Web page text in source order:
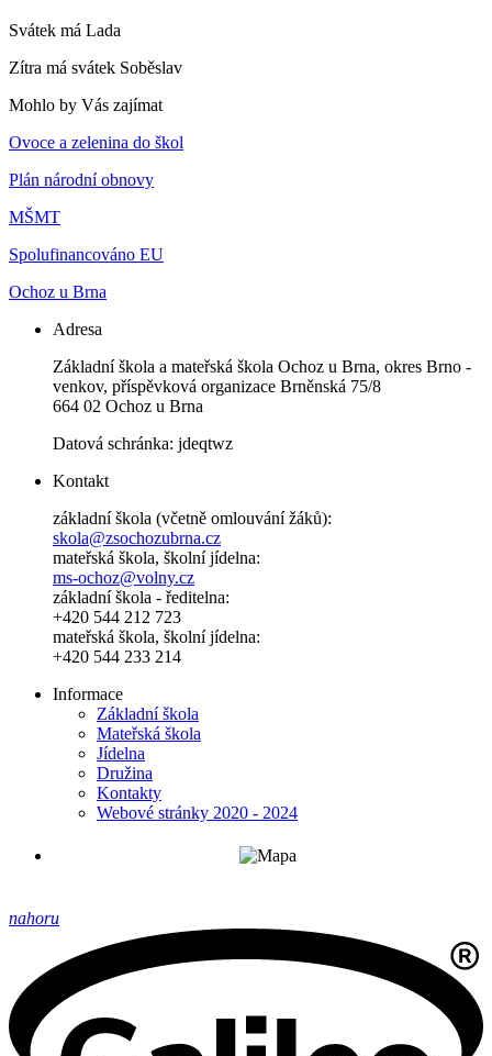
Svátek má Lada
Zítra má svátek Soběslav
Mohlo by Vás zajímat
Ovoce a zelenina do škol
Plán národní obnovy
MŠMT
Spolufinancováno EU
Ochoz u Brna
Adresa
Základní škola a mateřská škola Ochoz u Brna, okres Brno -
venkov, příspěvková organizace Brněnská 75/8
664 02 Ochoz u Brna
Datová schránka: jdeqtwz
Kontakt
základní škola (včetně omlouvání žáků):
skola@zsochozubrna.cz
mateřská škola, školní jídelna:
ms-ochoz@volny.cz
základní škola - ředitelna:
+420 544 212 723
mateřská škola, školní jídelna:
+420 544 233 214
Informace
Základní škola
Mateřská škola
Jídelna
Družina
Kontakty
Webové stránky 2020 - 2024
nahoru